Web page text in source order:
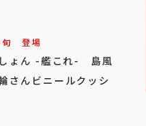
登場
ょん -艦これ- 島風
さんビニールクッシ